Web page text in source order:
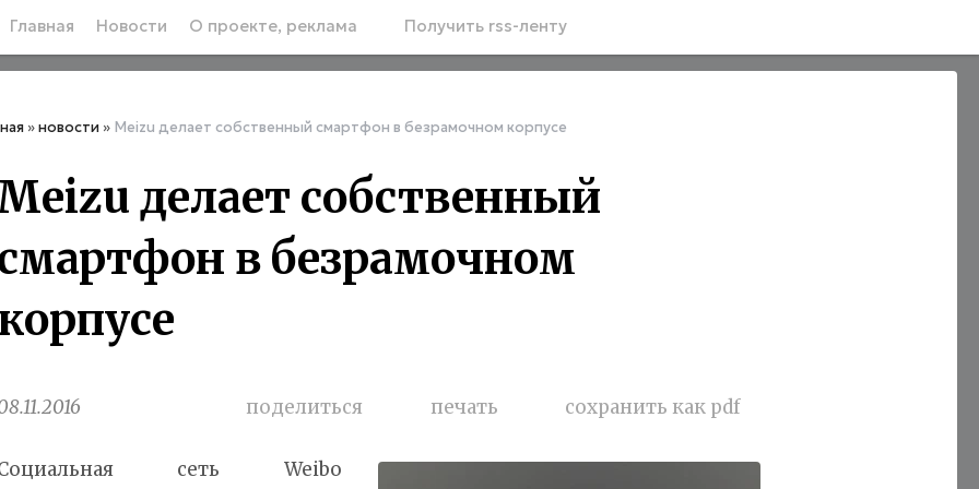
Главная Новости О проекте, реклама Получить rss-ленту
»новости » Meizu делает собственный смартфон в безрамочном корпусе
делает собственный
в безрамочном
поделиться печать сохранить как pdf
сеть Weibo